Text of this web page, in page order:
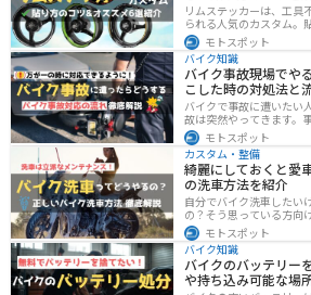
リムステッカーは、工具
られる人気のカスタム。
い」仕上がりになること
方、きれいに貼るコツか
介。初心者でも安心して
プできます。
モトスポット
バイク知識
バイク事故現場でや
こした時の対処法と
バイクで事故に遭いたい
故は突然やってきます。
に対処法を知っておきま
時、被害者になった時、
いのかまとめました。
モトスポット
カスタム・整備
綺麗にしておくと愛
の洗車方法を紹介
自分でバイク洗車したい
の？そう思っている方向
底的にまとめました。バ
手順まで全て解説します
ことでバイクのメンテナ
モトスポット
バイク知識
バイクのバッテリー
や持ち込み可能な場